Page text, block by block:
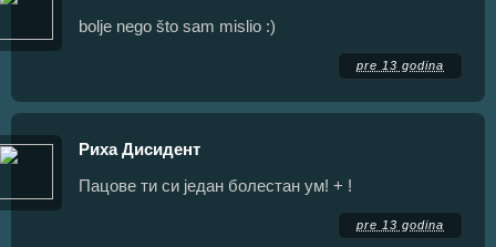
bolje nego što sam mislio :)
pre 13 godina
Риха Дисидент
Пацове ти си један болестан ум! + !
pre 13 godina